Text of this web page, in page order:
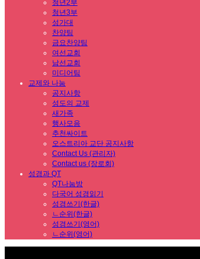
청년2부
청년3부
성가대
찬양팀
금요찬양팀
여선교회
남선교회
미디어팀
교제와 나눔
공지사항
성도의 교제
새가족
행사모음
추천싸이트
오스트리아 교단 공지사항
Contact Us (관리자)
Contact us (장로회)
성경과 QT
QT나눔방
다국어 성경읽기
성경쓰기(한글)
ㄴ순위(한글)
성경쓰기(영어)
ㄴ순위(영어)